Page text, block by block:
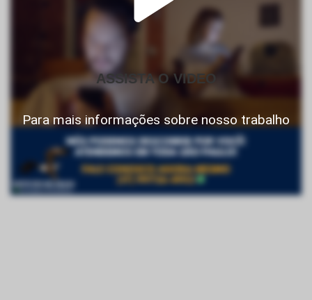
ASSISTA O VIDEO
Para mais informações sobre nosso trabalho